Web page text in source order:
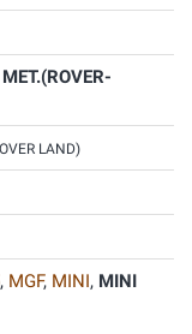
LAND)
, MGF, MINI, MINI